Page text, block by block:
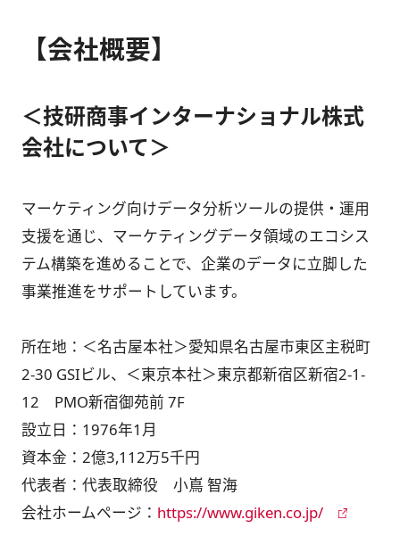
【会社概要】
＜技研商事インターナショナル株式
会社について＞
マーケティング向けデータ分析ツールの提供・運用
支援を通じ、マーケティングデータ領域のエコシス
テム構築を進めることで、企業のデータに立脚した
事業推進をサポートしています。
所在地：＜名古屋本社＞愛知県名古屋市東区主税町
2-30 GSIビル、＜東京本社＞東京都新宿区新宿2-1-
12 PMO新宿御苑前 7F
設立日：1976年1月
資本金：2億3,112万5千円
代表者：代表取締役 小嶌 智海
会社ホームページ： https://www.giken.co.jp/